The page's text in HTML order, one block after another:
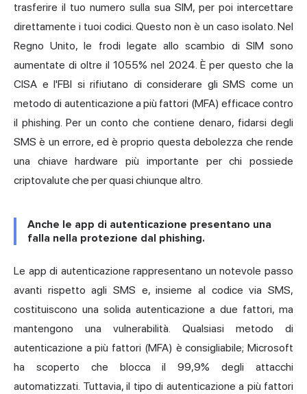
trasferire il tuo numero sulla sua SIM, per poi intercettare
direttamente i tuoi codici. Questo non è un caso isolato. Nel
Regno Unito, le frodi legate allo scambio di SIM sono
aumentate di oltre il 1055% nel 2024. È per questo che la
CISA e l'FBI si rifiutano di considerare gli SMS come un
metodo di autenticazione a più fattori (MFA) efficace contro
il phishing. Per un conto che contiene denaro, fidarsi degli
SMS è un errore, ed è proprio questa debolezza che rende
una chiave hardware più importante per chi possiede
criptovalute che per quasi chiunque altro.
Anche le app di autenticazione presentano una
falla nella protezione dal phishing.
Le app di autenticazione rappresentano un notevole passo
avanti rispetto agli SMS e, insieme al codice via SMS,
costituiscono una solida autenticazione a due fattori, ma
mantengono una vulnerabilità. Qualsiasi metodo di
autenticazione a più fattori (MFA) è consigliabile; Microsoft
ha scoperto che blocca il 99,9% degli attacchi
automatizzati. Tuttavia, il tipo di autenticazione a più fattori